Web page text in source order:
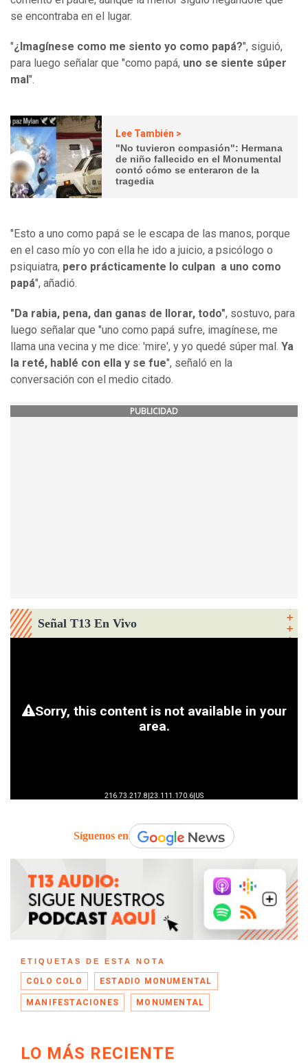
se encontraba en el lugar.
"¿Imagínese como me siento yo como papá?", siguió,
para luego señalar que "como papá, uno se siente súper
mal".
Lee También >
"No tuvieron compasión": Hermana
de niño fallecido en el Monumental
contó cómo se enteraron de la
tragedia
"Esto a uno como papá se le escapa de las manos, porque
en el caso mío yo con ella he ido a juicio, a psicólogo o
psiquiatra, pero prácticamente lo culpan a uno como
papá", añadió.
"Da rabia, pena, dan ganas de llorar, todo", sostuvo, para
luego señalar que "uno como papá sufre, imagínese, me
llama una vecina y me dice: 'mire', y yo quedé súper mal. Ya
la reté, hablé con ella y se fue", señaló en la
conversación con el medio citado.
PUBLICIDAD
Señal T13 En Vivo
Síguenos en
ETIQUETAS DE ESTA NOTA
COLO COLO ESTADIO MONUMENTAL
MANIFESTACIONES MONUMENTAL
LO MÁS RECIENTE